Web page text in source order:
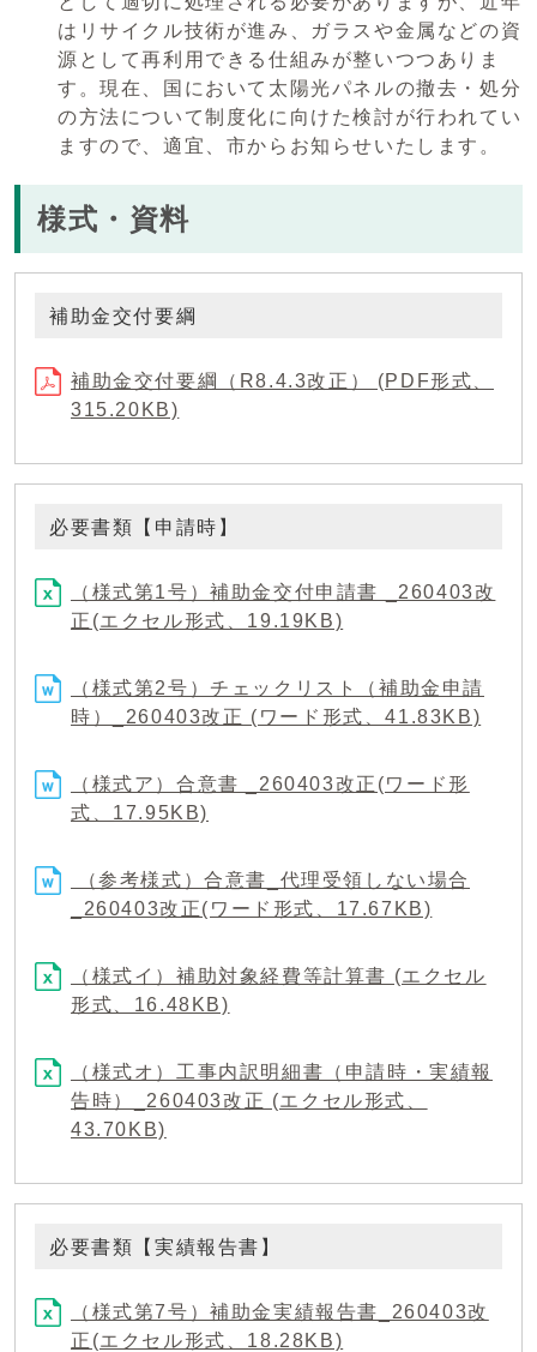
はリサイクル技術が進み、ガラスや金属などの資
源として再利用できる仕組みが整いつつありま
す。現在、国において太陽光パネルの撤去・処分
の方法について制度化に向けた検討が行われてい
ますので、適宜、市からお知らせいたします。
様式・資料
補助金交付要綱
補助金交付要綱（R8.4.3改正） (PDF形式、
315.20KB)
必要書類【申請時】
（様式第1号）補助金交付申請書 _260403改
正(エクセル形式、19.19KB)
（様式第2号）チェックリスト（補助金申請
時）_260403改正 (ワード形式、41.83KB)
（様式ア）合意書 _260403改正(ワード形
式、17.95KB)
（参考様式）合意書_代理受領しない場合
_260403改正(ワード形式、17.67KB)
（様式イ）補助対象経費等計算書 (エクセル
形式、16.48KB)
（様式オ）工事内訳明細書（申請時・実績報
告時）_260403改正 (エクセル形式、
43.70KB)
必要書類【実績報告書】
（様式第7号）補助金実績報告書_260403改
正(エクセル形式、18.28KB)